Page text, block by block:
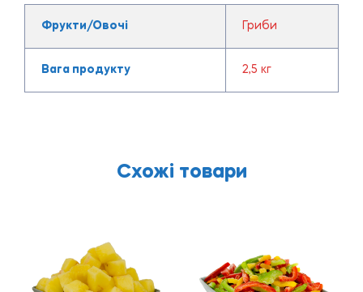
Фрукти/Овочі Гриби
Вага продукту 2,5 кг
Схожі товари